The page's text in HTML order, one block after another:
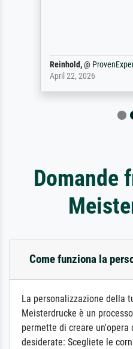
Reinhold,@
April 22, 2026
Domande
Come funziona la
La personalizzazione della
Meisterdrucke è un
permette di creare
desiderate: Scegliete le